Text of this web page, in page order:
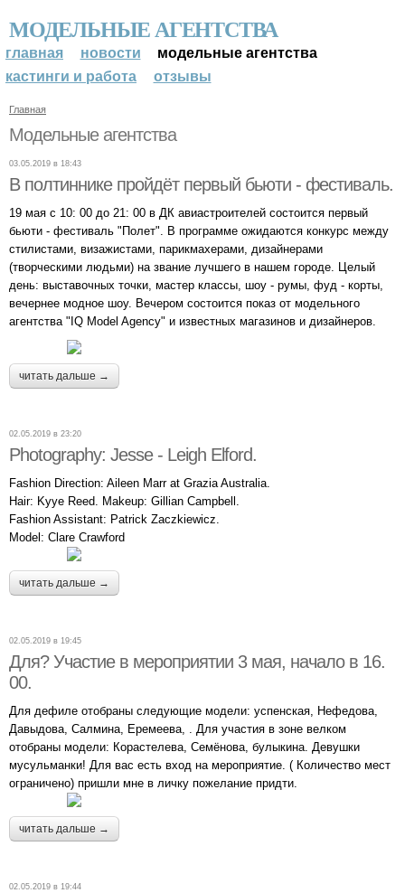
МОДЕЛЬНЫЕ АГЕНТСТВА
главная новости
модельные агентства
кастинги и работа
отзывы
Главная
Модельные агентства
03.05.2019 в 18:43
В полтиннике пройдёт первый бьюти - фестиваль.
19 мая с 10: 00 до 21: 00 в ДК авиастроителей состоится первый
бьюти - фестиваль "Полет". В программе ожидаются конкурс между
стилистами, визажистами, парикмахерами, дизайнерами
(творческими людьми) на звание лучшего в нашем городе. Целый
день: выставочных точки, мастер классы, шоу - румы, фуд - корты,
вечернее модное шоу. Вечером состоится показ от модельного
агентства "IQ Model Agency" и известных магазинов и дизайнеров.
читать дальше →
02.05.2019 в 23:20
Photography: Jesse - Leigh Elford.
Fashion Direction: Aileen Marr at Grazia Australia.
Hair: Kyye Reed. Makeup: Gillian Campbell.
Fashion Assistant: Patrick Zaczkiewicz.
Model: Clare Crawford
читать дальше →
02.05.2019 в 19:45
Для? Участие в мероприятии 3 мая, начало в 16.
00.
Для дефиле отобраны следующие модели: успенская, Нефедова,
Давыдова, Салмина, Еремеева, . Для участия в зоне велком
отобраны модели: Корастелева, Семёнова, булыкина. Девушки
мусульманки! Для вас есть вход на мероприятие. ( Количество мест
ограничено) пришли мне в личку пожелание придти.
читать дальше →
02.05.2019 в 19:44